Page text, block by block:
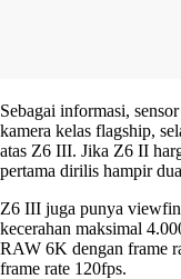
Sebagai informasi,
kamera kelas flagship,
atas Z6 III. Jika Z6 II
pertama dirilis hampir
Z6 III juga punya
kecerahan maksimal
RAW 6K dengan frame
frame rate 120fps.